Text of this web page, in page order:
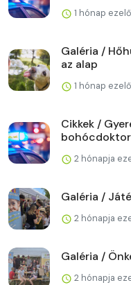
1 hónap
Galéria /
az alap
1 hónap
Cikkek /
2 hónapja
Galéria /
2 hónapja
Galéria /
2 hónapja